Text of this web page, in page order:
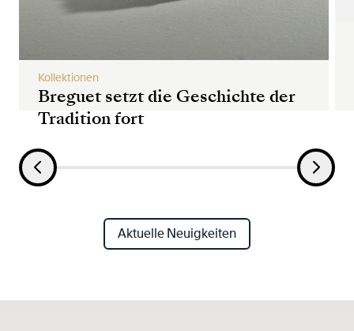
Breguet setzt die Geschichte der
Tradition fort
Kollektionen
Aktuelle Neuigkeiten